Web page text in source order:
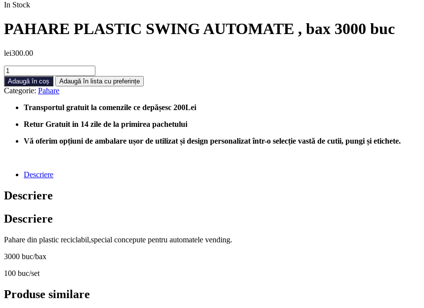
In Stock
PAHARE PLASTIC SWING AUTOMATE , bax 3000 buc
lei300.00
Cantitate
PAHARE
PLASTIC
SWING
AUTOMATE
Adaugă în coș Adaugă în lista cu preferințe
Categorie: Pahare
Transportul gratuit la comenzile ce depășesc 200Lei
Retur Gratuit in 14 zile de la primirea pachetului
Vă oferim opțiuni de ambalare ușor de utilizat și design personalizat într-o selecție vastă de cutii, pungi și etichete.
Descriere
Descriere
Descriere
Pahare din plastic reciclabil,special concepute pentru automatele vending.
3000 buc/bax
100 buc/set
Produse similare